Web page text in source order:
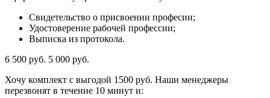
Свидетельство о присвоении професии;
Удостоверение рабочей профессии;
Выписка из протокола.
6 500 руб. 5 000 руб.
Хочу комплект с выгодой 1500 руб. Наши менеджеры
перезвонят в течение 10 минут и: